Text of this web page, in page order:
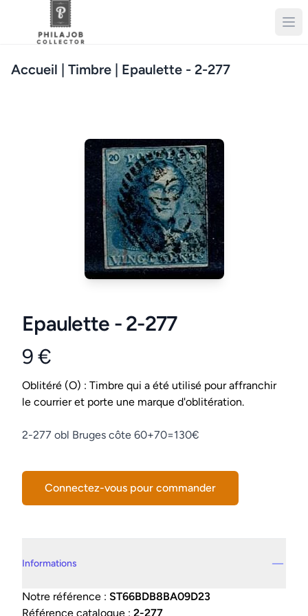
Accueil | Timbre | Epaulette - 2-277
Epaulette - 2-277
Product information
9 €
Conditions
Oblitéré (O) : Timbre qui a été utilisé pour affranchir
le courrier et porte une marque d'oblitération.
Description
2-277 obl Bruges côte 60+70=130€
Connectez-vous pour commander
Informations
Notre référence : ST66BDB8BA09D23
Référence catalogue : 2-277